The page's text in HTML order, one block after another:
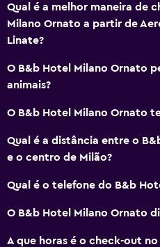
Saúde e segurança
Limpeza diária
Cofre
Kit de primeiros socorros
CCTV nas zonas comuns
Estacionamento e
Estacionamento na rua
Estacionamento privado
Qual é a melhor maneira de
Milano Ornato a partir de
Linate?
O B&b Hotel Milano Ornato
animais?
O B&b Hotel Milano Ornato
Qual é a distância entre o
e o centro de Milão?
Qual é o telefone do B&b
O B&b Hotel Milano Ornato
A que horas é o check-out